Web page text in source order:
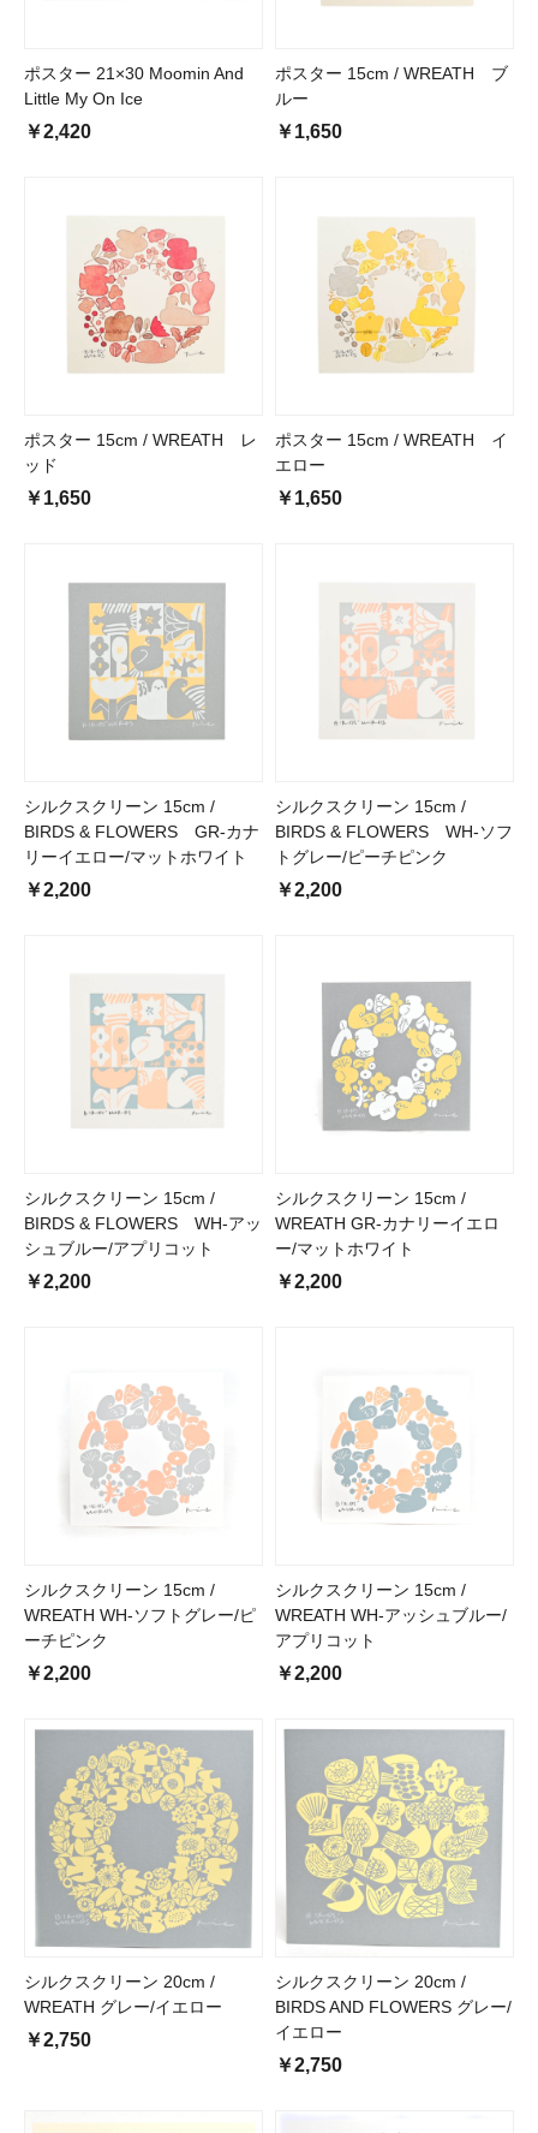
ポスター 21×30 Moomin And
Little My On Ice
￥2,420
ポスター 15cm / WREATH ブ
ルー
￥1,650
ポスター 15cm / WREATH レ
ッド
￥1,650
ポスター 15cm / WREATH イ
エロー
￥1,650
シルクスクリーン 15cm /
BIRDS & FLOWERS GR-カナ
リーイエロー/マットホワイト
￥2,200
シルクスクリーン 15cm /
BIRDS & FLOWERS WH-ソフ
トグレー/ピーチピンク
￥2,200
シルクスクリーン 15cm /
BIRDS & FLOWERS WH-アッ
シュブルー/アプリコット
￥2,200
シルクスクリーン 15cm /
WREATH GR-カナリーイエロ
ー/マットホワイト
￥2,200
シルクスクリーン 15cm /
WREATH WH-ソフトグレー/ピ
ーチピンク
￥2,200
シルクスクリーン 15cm /
WREATH WH-アッシュブルー/
アプリコット
￥2,200
シルクスクリーン 20cm /
WREATH グレー/イエロー
￥2,750
シルクスクリーン 20cm /
BIRDS AND FLOWERS グレー/
イエロー
￥2,750